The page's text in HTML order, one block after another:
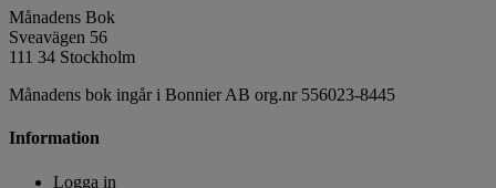
Månadens Bok
Sveavägen 56
111 34 Stockholm
Månadens bok ingår i Bonnier AB org.nr 556023-8445
Information
Logga in